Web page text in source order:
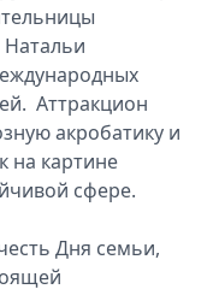
Аттракцион
акробатику и
на картине
сфере.
Дня семьи,